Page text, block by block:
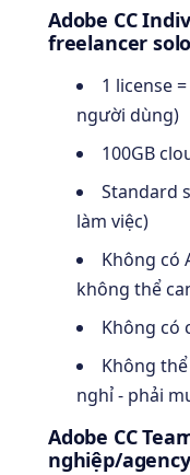
Adobe CC
freelancer solo
1 license
người dùng)
100GB
Standard
làm việc)
Không có
không thể
Không có
Không
nghỉ - phải
Adobe CC
nghiệp/agency